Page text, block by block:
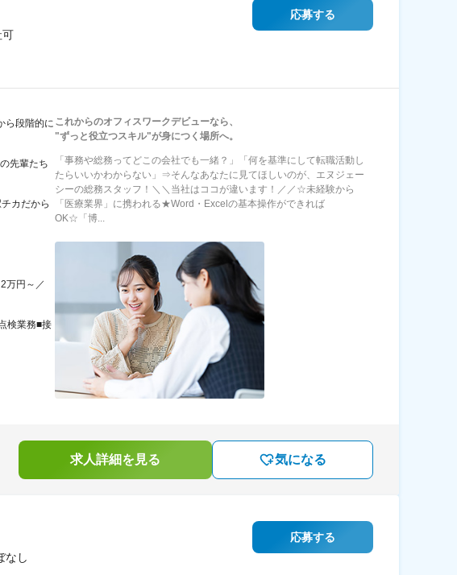
可
応募する
ら段階的に
先輩たち
カだから
万円～／
検業務■接
これからのオフィスワークデビューなら、
"ずっと役立つスキル"が身につく場所へ。
「事務や総務ってどこの会社でも一緒？」「何を基準にして転職活動し
たらいいかわからない」⇒そんなあなたに見てほしいのが、エヌジェー
シーの総務スタッフ！＼＼当社はココが違います！／／☆未経験から
「医療業界」に携われる★Word・Excelの基本操作ができれば
OK☆「博...
求人詳細を見る 気になる
なし
応募する